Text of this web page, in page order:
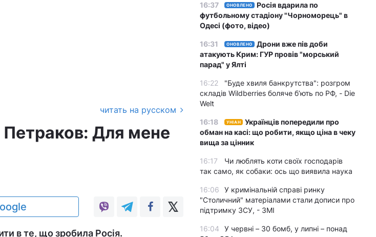
читать на русском
Петраков: Для мене
в те, що зробила Росія.
16:37 ОНОВЛЕНО
Росія вдарила по
футбольному стадіону "Чорноморець" в
Одесі (фото, відео)
16:31 ОНОВЛЕНО
Дрони вже пів доби
атакують Крим: ГУР провів "морський
парад" у Ялті
16:22
"Буде хвиля банкрутства": розгром
складів Wildberries боляче бʼють по РФ, - Die
Welt
16:18 УНІАН
Українців попередили про
обман на касі: що робити, якщо ціна в чеку
вища за цінник
16:17
Чи люблять коти своїх господарів
так само, як собаки: ось що виявила наука
16:06
У кримінальній справі ринку
"Столичний" матеріалами стали дописи про
підтримку ЗСУ, - ЗМІ
16:04
У червні – 30 бомб, у липні – понад